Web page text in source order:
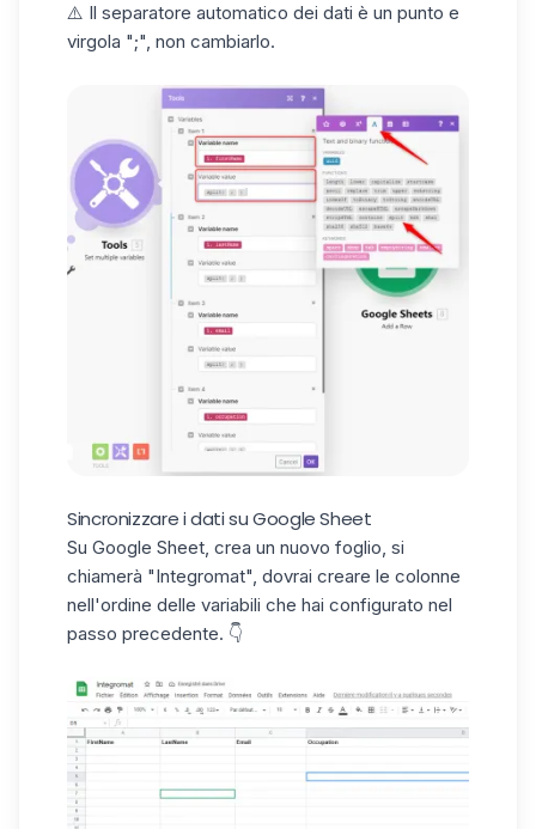
⚠️ Il separatore automatico dei dati è un punto e
virgola ";", non cambiarlo.
Sincronizzare i dati su Google Sheet
Su Google Sheet, crea un nuovo foglio, si
chiamerà "Integromat", dovrai creare le colonne
nell'ordine delle variabili che hai configurato nel
passo precedente. 👇